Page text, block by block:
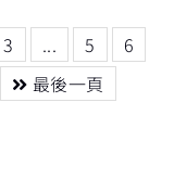
3 ... 5
6
最後一頁